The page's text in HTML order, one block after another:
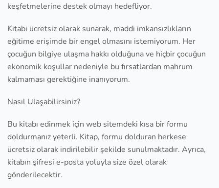
keşfetmelerine destek olmayı hedefliyor.
Kitabı ücretsiz olarak sunarak, maddi imkansızlıkların
eğitime erişimde bir engel olmasını istemiyorum. Her
çocuğun bilgiye ulaşma hakkı olduğuna ve hiçbir çocuğun
ekonomik koşullar nedeniyle bu fırsatlardan mahrum
kalmaması gerektiğine inanıyorum.
Nasıl Ulaşabilirsiniz?
Bu kitabı edinmek için web sitemdeki kısa bir formu
doldurmanız yeterli. Kitap, formu dolduran herkese
ücretsiz olarak indirilebilir şekilde sunulmaktadır. Ayrıca,
kitabın şifresi e-posta yoluyla size özel olarak
gönderilecektir.